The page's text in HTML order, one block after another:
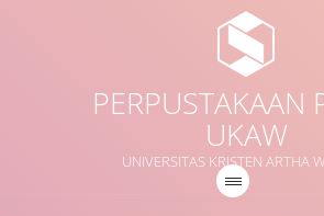
PERPUSTAKAAN
UKAW
UNIVERSITAS KRISTEN ARTHA